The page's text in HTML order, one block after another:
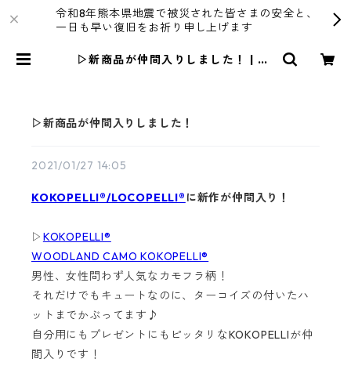
令和8年熊本県地震で被災された皆さまの安全と、
一日も早い復旧をお祈り申し上げます
▷新商品が仲間入りしました！ | R4
▷新商品が仲間入りしました！
2021/01/27 14:05
KOKOPELLI®/LOCOPELLI® に新作が仲間入り！
▷ KOKOPELLI®
WOODLAND CAMO KOKOPELLI®
男性、女性問わず人気なカモフラ柄！
それだけでもキュートなのに、ターコイズの付いたハ
ットまでかぶってます♪
自分用にもプレゼントにもピッタリなKOKOPELLIが仲
間入りです！